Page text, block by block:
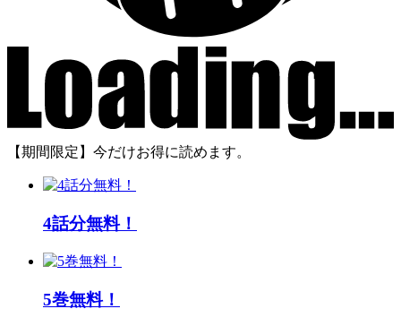
【期間限定】今だけお得に読めます。
4話分無料！
5巻無料！